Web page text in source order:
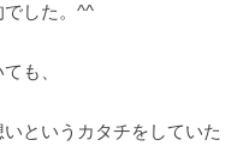
した。^^
も、
というカタチをしていた